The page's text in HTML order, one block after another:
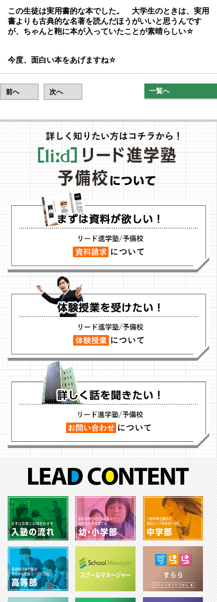
この生徒は実用書的な本でした。 大学生のときは、実用
書よりも古典的な名著を読んだほうがいいと思うんです
が、ちゃんと鞄に本が入っていたことが素晴らしい☆
今度、面白い本をあげますね☆
前へ 次へ 一覧へ